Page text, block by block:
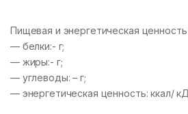
Пищевая и энергетическая ценность
— белки:- г;
— жиры:- г;
— углеводы: – г;
— энергетическая ценность: ккал/